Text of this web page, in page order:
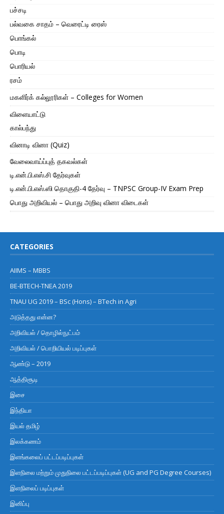
பச்சடி
பல்வகை சாதம் – வெரைட்டி ரைஸ்
பொங்கல்
பொடி
பொரியல்
ரசம்
மகளிர்க் கல்லூரிகள் – Colleges for Women
விளையாட்டு
கால்பந்து
வினாடி வினா (Quiz)
வேலைவாய்ப்புத் தகவல்கள்
டி.என்.பி.எஸ்.சி தேர்வுகள்
டி.என்.பி.எஸ்.ஸி தொகுதி-4 தேர்வு – TNPSC Group-IV Exam Prep
பொது அறிவியல் – பொது அறிவு வினா விடைகள்
CATEGORIES
AIIMS – MBBS
BE-BTECH-TNEA 2019
TNAU UG 2019 – BSc (Hons) – BTech in Agri
அடுத்தது என்ன?
அறிவியல் / தொழில்நுட்பம்
அறிவியல் / பொறியியல் படிப்புகள்
ஆண்டு – 2019
ஆத்திசூடி
இசை
இந்தியா
இயல் தமிழ்
இலக்கணம்
இளங்கலைப் பட்டப்படிப்புகள்
இளநிலை மற்றும் முதுநிலை பட்டப்படிப்புகள் (UG and PG Degree Courses)
இளநிலைப் படிப்புகள்
இனிப்பு